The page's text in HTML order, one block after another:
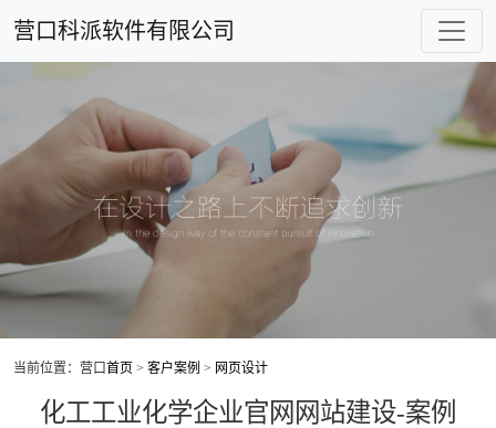
营口科派软件有限公司
当前位置：营口首页 > 客户案例 > 网页设计
化工工业化学企业官网网站建设-案例